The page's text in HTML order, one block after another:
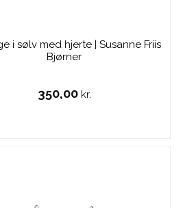
i sølv med hjerte | Susanne Friis
Bjørner
350,00 kr.